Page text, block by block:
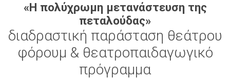
«Η πολύχρωμη μετανάστευση της
πεταλούδας»
διαδραστική παράσταση θεάτρου
φόρουμ & θεατροπαιδαγωγικό
πρόγραμμα